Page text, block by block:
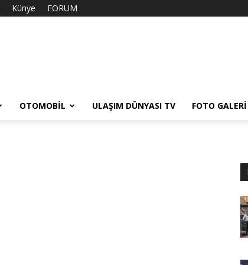
Künye FORUM
OTOMOBIL ULAŞIM DÜNYASI TV FOTO GALERI